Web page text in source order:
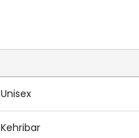
Unisex
Kehribar